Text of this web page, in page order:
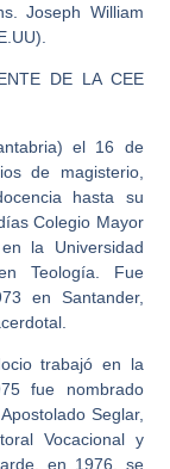
Joseph William
DE LA CEE
el 16 de
de magisterio,
hasta su
Colegio Mayor
la Universidad
Teología. Fue
en Santander,
trabajó en la
fue nombrado
Seglar,
Vocacional y
en 1976, se